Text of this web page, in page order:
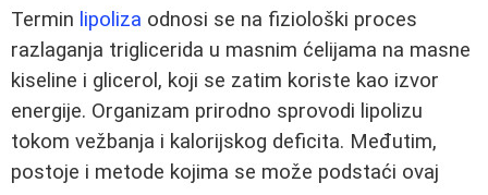
Termin lipoliza odnosi se na fiziološki proces
razlaganja triglicerida u masnim ćelijama na masne
kiseline i glicerol, koji se zatim koriste kao izvor
energije. Organizam prirodno sprovodi lipolizu
tokom vežbanja i kalorijskog deficita. Međutim,
postoje i metode kojima se može podstaći ovaj